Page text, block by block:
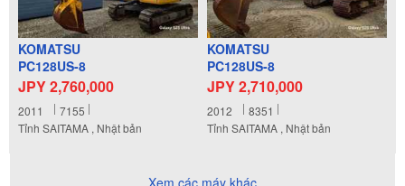
KOMATSU
PC128US-8
JPY 2,760,000
2011
7155
Tỉnh SAITAMA , Nhật bản
KOMATSU
PC128US-8
JPY 2,710,000
2012
8351
Tỉnh SAITAMA , Nhật bản